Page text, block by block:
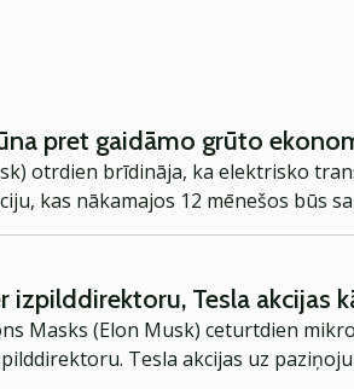
pret gaidāmo grūto
otrdien brīdināja, ka elektrisko
kas nākamajos 12 mēnešos būs
Tesla akcijas
Masks (Elon Musk) ceturtdien
Tesla akcijas uz